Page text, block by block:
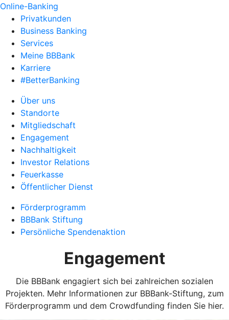
Online-Banking
Privatkunden
Business Banking
Services
Meine BBBank
Karriere
#BetterBanking
Über uns
Standorte
Mitgliedschaft
Engagement
Nachhaltigkeit
Investor Relations
Feuerkasse
Öffentlicher Dienst
Förderprogramm
BBBank Stiftung
Persönliche Spendenaktion
Engagement
Die BBBank engagiert sich bei zahlreichen sozialen
Projekten. Mehr Informationen zur BBBank-Stiftung, zum
Förderprogramm und dem Crowdfunding finden Sie hier.